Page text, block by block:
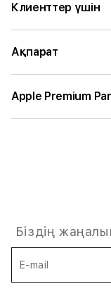
Клиенттер үшін
Ақпарат
Apple Premium
Біздің
E-mail